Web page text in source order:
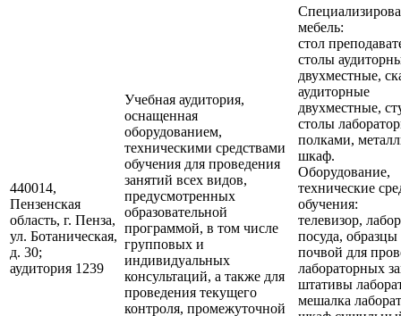
440014,
Пензенская
область, г. Пенза,
ул. Ботаническая,
д. 30;
аудитория 1239
Учебная аудитория,
оснащенная
оборудованием,
техническими средствами
обучения для проведения
занятий всех видов,
предусмотренных
образовательной
программой, в том числе
групповых и
индивидуальных
консультаций, а также для
проведения текущего
контроля, промежуточной
мебель:
стол
столы
двухместные,
аудиторные
двухместные,
столы
полками,
шкаф.
Оборудование,
технические
обучения:
телевизор,
посуда, образцы
почвой для
лабораторных
штативы
мешалка